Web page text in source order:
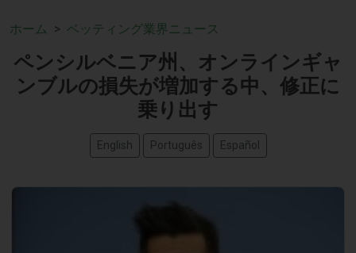
ホーム ベッティング業界ニュース
ペンシルベニア州、オンラインギャ
ンブルの損失が増加する中、修正に
乗り出す
English Português Español